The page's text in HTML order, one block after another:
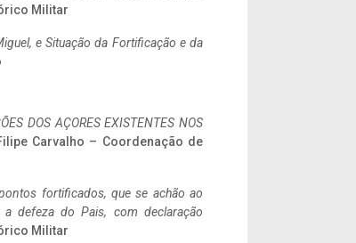
Militar
e Situação da Fortificação e da
DOS AÇORES EXISTENTES NOS
Carvalho – Coordenação de
fortificados, que se achão ao
defeza do Pais, com declaração
Militar